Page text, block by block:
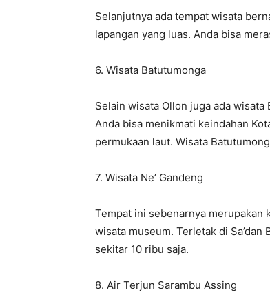
Selanjutnya ada tempat wisata
lapangan yang luas. Anda bisa
6. Wisata Batutumonga
Selain wisata Ollon juga ada
Anda bisa menikmati keindahan
permukaan laut. Wisata
7. Wisata Ne’ Gandeng
Tempat ini sebenarnya merupakan
wisata museum. Terletak di
sekitar 10 ribu saja.
8. Air Terjun Sarambu Assing